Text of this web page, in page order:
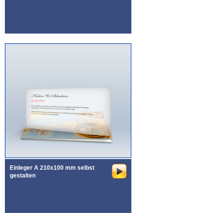
Einleger A 210x100 mm selbst
gestalten